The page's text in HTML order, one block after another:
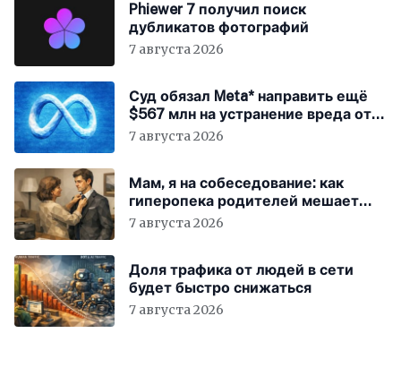
Phiewer 7 получил поиск
дубликатов фотографий
7 августа 2026
Суд обязал Meta* направить ещё
$567 млн на устранение вреда от
соцсетей
7 августа 2026
Мам, я на собеседование: как
гиперопека родителей мешает
«зумерам» устроиться в компанию
7 августа 2026
Доля трафика от людей в сети
будет быстро снижаться
7 августа 2026